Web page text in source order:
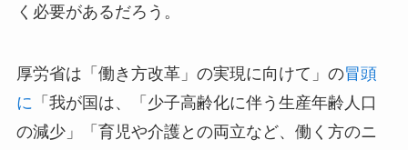
く必要があるだろう。
厚労省は「働き方改革」の実現に向けて」の冒頭
に 「我が国は、「少子高齢化に伴う生産年齢人口
の減少」「育児や介護との両立など、働く方のニ